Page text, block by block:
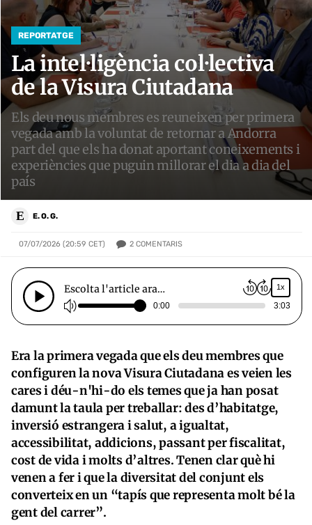
REPORTATGE
La intel·ligència col·lectiva
de la Visura Ciutadana
Els deu nous membres es reuneixen per primera
vegada amb la voluntat de retornar a Andorra
part del que els ha donat aportant coneixements i
experiències que puguin millorar el dia a dia del
país
E E. O. G.
07/07/2026 (20:59 CET) 2 COMENTARIS
Escolta l'article ara… 1x
0:00 3:03
Era la primera vegada que els deu membres que
configuren la nova Visura Ciutadana es veien les
cares i déu-n'hi-do els temes que ja han posat
damunt la taula per treballar: des d’habitatge,
inversió estrangera i salut, a igualtat,
accessibilitat, addicions, passant per fiscalitat,
cost de vida i molts d’altres. Tenen clar què hi
venen a fer i que la diversitat del conjunt els
converteix en un “tapís que representa molt bé la
gent del carrer”.